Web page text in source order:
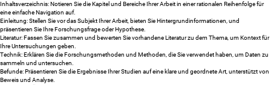
Inhaltsverzeichnis: Notieren Sie die Kapitel und Bereiche Ihrer Arbeit in einer rationalen Reihenfolge für
eine einfache Navigation auf.
Einleitung: Stellen Sie vor das Subjekt Ihrer Arbeit, bieten Sie Hintergrundinformationen, und
präsentieren Sie Ihre Forschungsfrage oder Hypothese.
Literatur: Fassen Sie zusammen und bewerten Sie vorhandene Literatur zu dem Thema, um Kontext für
Ihre Untersuchungen geben.
Technik: Erklären Sie die Forschungsmethoden und Methoden, die Sie verwendet haben, um Daten zu
sammeln und untersuchen.
Befunde: Präsentieren Sie die Ergebnisse Ihrer Studien auf eine klare und geordnete Art, unterstützt von
Beweis und Analyse.